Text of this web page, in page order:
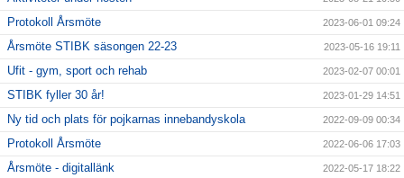
Protokoll Årsmöte 2023-06-01 09:24
Årsmöte STIBK säsongen 22-23 2023-05-16 19:11
Ufit - gym, sport och rehab 2023-02-07 00:01
STIBK fyller 30 år! 2023-01-29 14:51
Ny tid och plats för pojkarnas innebandyskola 2022-09-09 00:34
Protokoll Årsmöte 2022-06-06 17:03
Årsmöte - digitallänk 2022-05-17 18:22